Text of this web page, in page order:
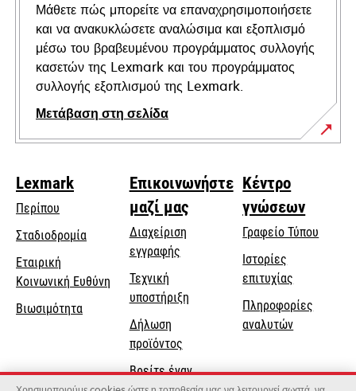
Μάθετε πώς μπορείτε να επαναχρησιμοποιήσετε
και να ανακυκλώσετε αναλώσιμα και εξοπλισμό
μέσω του βραβευμένου προγράμματος συλλογής
κασετών της Lexmark και του προγράμματος
συλλογής εξοπλισμού της Lexmark.
Μετάβαση στη σελίδα
Lexmark
Περίπου
Σταδιοδρομία
Εταιρική
Κοινωνική Ευθύνη opens
new
Βιωσιμότητα
Επικοινωνήστε
μαζί μας
Διαχείριση
εγγραφής
Τεχνική
υποστήριξηopens
tab
Δήλωση
προϊόντος
Βρείτε έναν
Κέντρο
γνώσεων
Γραφείο Τύπου
Ιστορίες
επιτυχίας
Πληροφορίες
αναλυτών